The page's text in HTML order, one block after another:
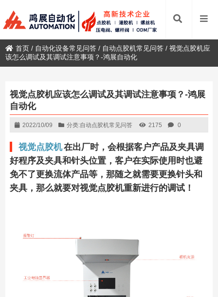
首页 / 自动化设备常见问答 / 自动点胶机常见问答 /视觉点胶机应
该怎么调试及其调试注意事项？-鸿展自动化
视觉点胶机应该怎么调试及其调试注意事项？-鸿展
自动化
2022/10/09 分类:自动点胶机常见问答 2175 0
视觉点胶机在出厂时，会根据客户产品及夹具调
好程序及夹具和针头位置，客户在实际使用时也避
免不了更换流体产品等，那随之就需要更换针头和
夹具，那么就要对视觉点胶机重新进行的调试！